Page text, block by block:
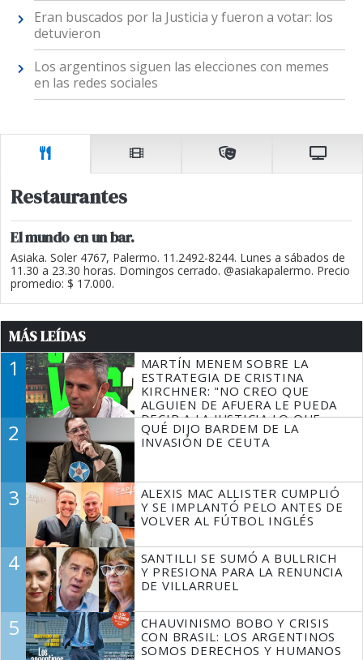
Eran buscados por la Justicia y fueron a votar: los
detuvieron
Los argentinos siguen las elecciones con memes
en las redes sociales
Restaurantes
El mundo en un bar.
Asiaka. Soler 4767, Palermo. 11.2492-8244. Lunes a sábados de
11.30 a 23.30 horas. Domingos cerrado. @asiakapalermo. Precio
promedio: $ 17.000.
MÁS LEÍDAS
1
MARTÍN MENEM SOBRE LA
ESTRATEGIA DE CRISTINA
KIRCHNER: "NO CREO QUE
ALGUIEN DE AFUERA LE PUEDA
DECIR A LA JUSTICIA LO QUE
TIENE QUE HACER"
2
QUÉ DIJO BARDEM DE LA
INVASIÓN DE CEUTA
3
ALEXIS MAC ALLISTER CUMPLIÓ
Y SE IMPLANTÓ PELO ANTES DE
VOLVER AL FÚTBOL INGLÉS
4
SANTILLI SE SUMÓ A BULLRICH
Y PRESIONA PARA LA RENUNCIA
DE VILLARRUEL
5
CHAUVINISMO BOBO Y CRISIS
CON BRASIL: LOS ARGENTINOS
SOMOS DERECHOS Y HUMANOS